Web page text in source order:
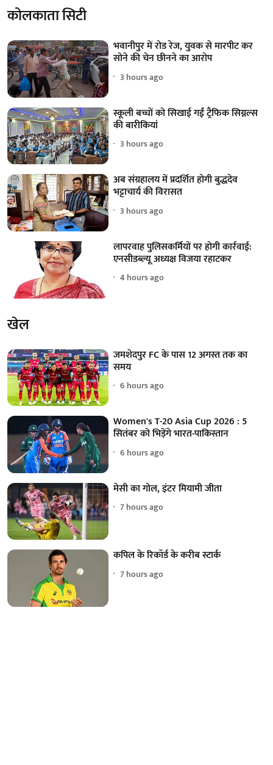
कोलकाता सिटी
भवानीपुर में रोड रेज, युवक से मारपीट कर
सोने की चेन छीनने का आरोप
3 hours ago
स्कूली बच्चों को सिखाई गईं ट्रैफिक सिग्नल्स
की बारीकियां
3 hours ago
अब संग्रहालय में प्रदर्शित होगी बुद्धदेव
भट्टाचार्य की विरासत
3 hours ago
लापरवाह पुलिसकर्मियों पर होगी कार्रवाई:
एनसीडब्ल्यू अध्यक्ष विजया रहाटकर
4 hours ago
खेल
जमशेदपुर FC के पास 12 अगस्त तक का
समय
6 hours ago
Women's T-20 Asia Cup 2026 : 5
सितंबर को भिड़ेंगे भारत-पाकिस्तान
6 hours ago
मेसी का गोल, इंटर मियामी जीता
7 hours ago
कपिल के रिकॉर्ड के करीब स्टार्क
7 hours ago